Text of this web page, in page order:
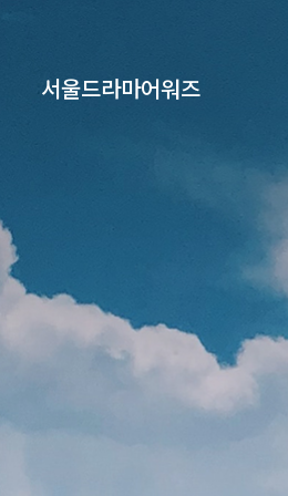
서울드라마어워즈